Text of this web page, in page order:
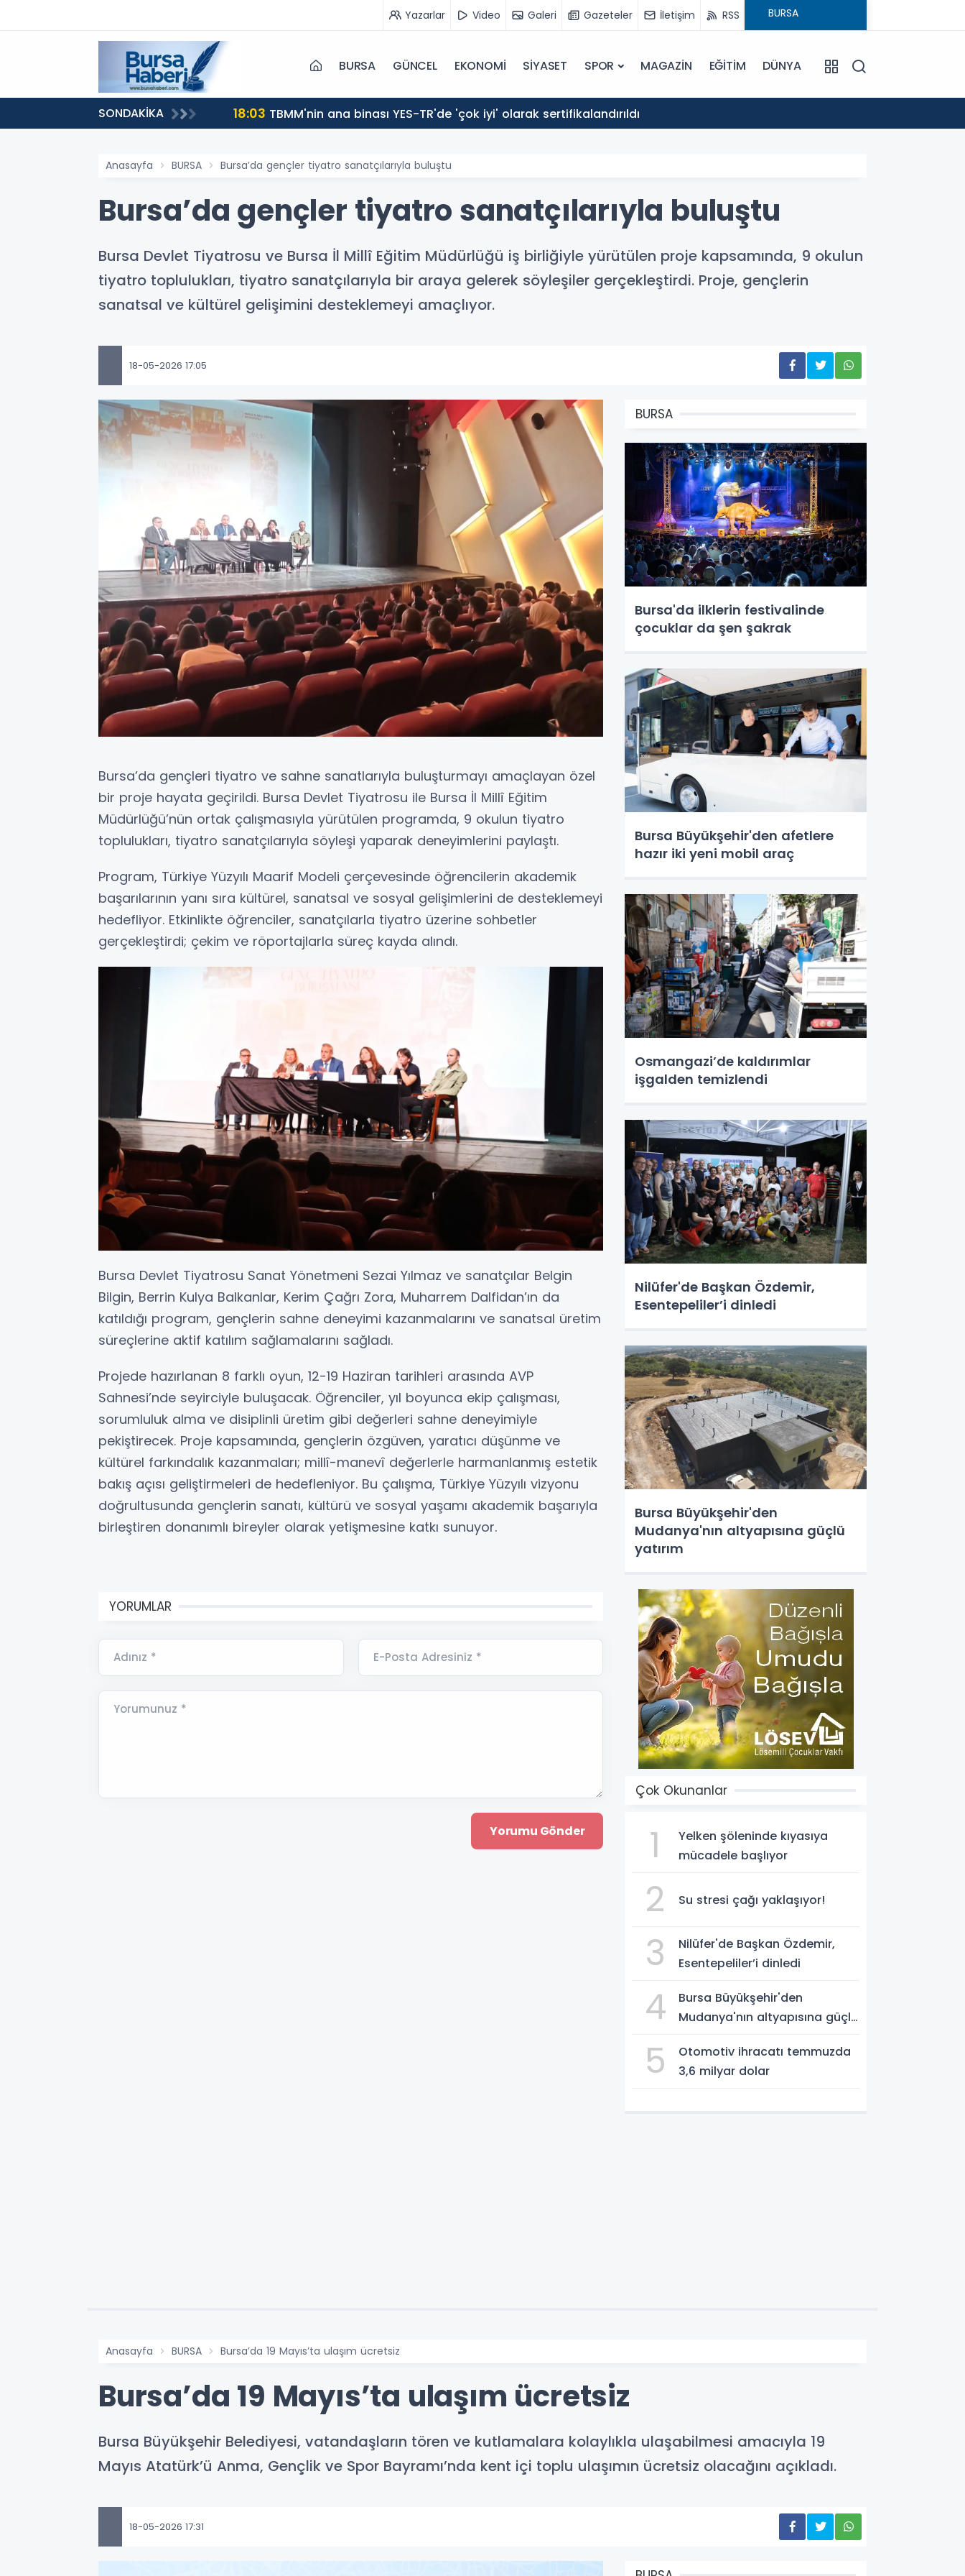
Yazarlar Video Galeri Gazeteler İletişim RSS
BURSA GÜNCEL EKONOMİ SİYASET SPOR MAGAZİN EĞİTİM DÜNYA
SONDAKİKA 18:03 TBMM'nin ana binası YES-TR'de 'çok iyi' olarak sertifikalandırıldı
Anasayfa BURSA Bursa’da gençler tiyatro sanatçılarıyla buluştu
Bursa’da gençler tiyatro sanatçılarıyla buluştu
Bursa Devlet Tiyatrosu ve Bursa İl Millî Eğitim Müdürlüğü iş birliğiyle yürütülen proje kapsamında, 9 okulun
tiyatro toplulukları, tiyatro sanatçılarıyla bir araya gelerek söyleşiler gerçekleştirdi. Proje, gençlerin
sanatsal ve kültürel gelişimini desteklemeyi amaçlıyor.
18-05-2026 17:05
Bursa’da gençleri tiyatro ve sahne sanatlarıyla buluşturmayı amaçlayan özel
bir proje hayata geçirildi. Bursa Devlet Tiyatrosu ile Bursa İl Millî Eğitim
Müdürlüğü’nün ortak çalışmasıyla yürütülen programda, 9 okulun tiyatro
toplulukları, tiyatro sanatçılarıyla söyleşi yaparak deneyimlerini paylaştı.
Program, Türkiye Yüzyılı Maarif Modeli çerçevesinde öğrencilerin akademik
başarılarının yanı sıra kültürel, sanatsal ve sosyal gelişimlerini de desteklemeyi
hedefliyor. Etkinlikte öğrenciler, sanatçılarla tiyatro üzerine sohbetler
gerçekleştirdi; çekim ve röportajlarla süreç kayda alındı.
Bursa Devlet Tiyatrosu Sanat Yönetmeni Sezai Yılmaz ve sanatçılar Belgin
Bilgin, Berrin Kulya Balkanlar, Kerim Çağrı Zora, Muharrem Dalfidan’ın da
katıldığı program, gençlerin sahne deneyimi kazanmalarını ve sanatsal üretim
süreçlerine aktif katılım sağlamalarını sağladı.
Projede hazırlanan 8 farklı oyun, 12-19 Haziran tarihleri arasında AVP
Sahnesi’nde seyirciyle buluşacak. Öğrenciler, yıl boyunca ekip çalışması,
sorumluluk alma ve disiplinli üretim gibi değerleri sahne deneyimiyle
pekiştirecek. Proje kapsamında, gençlerin özgüven, yaratıcı düşünme ve
kültürel farkındalık kazanmaları; millî-manevî değerlerle harmanlanmış estetik
bakış açısı geliştirmeleri de hedefleniyor. Bu çalışma, Türkiye Yüzyılı vizyonu
doğrultusunda gençlerin sanatı, kültürü ve sosyal yaşamı akademik başarıyla
birleştiren donanımlı bireyler olarak yetişmesine katkı sunuyor.
YORUMLAR
Adınız * E-Posta Adresiniz *
Yorumunuz *
BURSA
Bursa'da ilklerin festivalinde
çocuklar da şen şakrak
Bursa Büyükşehir'den afetlere
hazır iki yeni mobil araç
Osmangazi’de kaldırımlar
işgalden temizlendi
Nilüfer'de Başkan Özdemir,
Esentepeliler’i dinledi
Bursa Büyükşehir'den
Mudanya'nın altyapısına güçlü
yatırım
Çok Okunanlar
1
Yelken şöleninde kıyasıya
mücadele başlıyor
2 Su stresi çağı yaklaşıyor!
3
Nilüfer'de Başkan Özdemir,
Esentepeliler’i dinledi
4
Bursa Büyükşehir'den
Mudanya'nın altyapısına güçlü
5
Otomotiv ihracatı temmuzda
3,6 milyar dolar
Anasayfa BURSA Bursa’da 19 Mayıs’ta ulaşım ücretsiz
Bursa’da 19 Mayıs’ta ulaşım ücretsiz
Bursa Büyükşehir Belediyesi, vatandaşların tören ve kutlamalara kolaylıkla ulaşabilmesi amacıyla 19
Mayıs Atatürk’ü Anma, Gençlik ve Spor Bayramı’nda kent içi toplu ulaşımın ücretsiz olacağını açıkladı.
18-05-2026 17:31